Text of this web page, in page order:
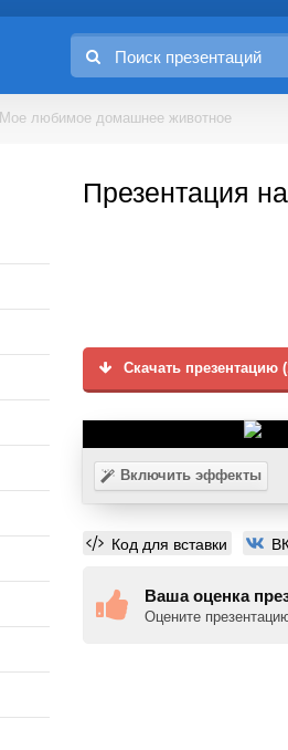
Мое любимое домашнее животное
Презентация
Скачать презентацию
Включить эффекты
Код для вставки
Ваша оценка
Оцените